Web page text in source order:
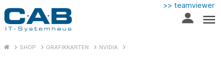
>> teamviewer
SHOP GRAFIKKARTEN NVIDIA